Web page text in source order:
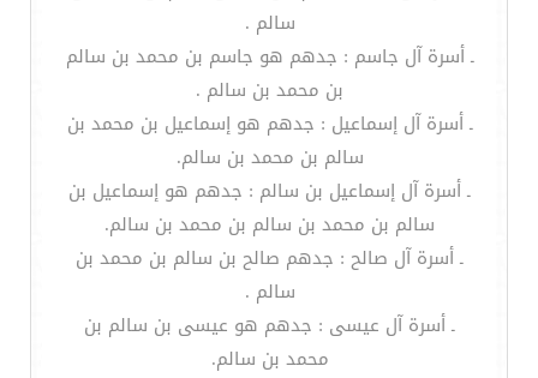
سالم .
ـ أسرة آل جاسم : جدهم هو جاسم بن محمد بن سالم
بن محمد بن سالم .
ـ أسرة آل إسماعيل : جدهم هو إسماعيل بن محمد بن
سالم بن محمد بن سالم.
ـ أسرة آل إسماعيل بن سالم : جدهم هو إسماعيل بن
سالم بن محمد بن سالم بن محمد بن سالم.
ـ أسرة آل صالح : جدهم صالح بن سالم بن محمد بن
سالم .
ـ أسرة آل عيسى : جدهم هو عيسى بن سالم بن
محمد بن سالم.